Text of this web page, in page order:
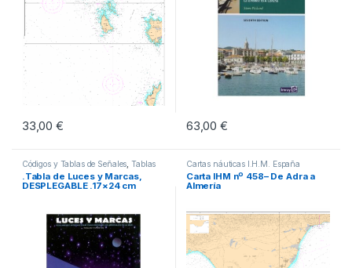
33,00€ 63,00€
Códigos y Tablas de Señales ,Tablas
Código y Señales
.Tabla de Luces y Marcas,
DESPLEGABLE .17×24 cm
Cartas náuticas I.H.M. España
Carta IHM nº 458– De Adra a
Almería